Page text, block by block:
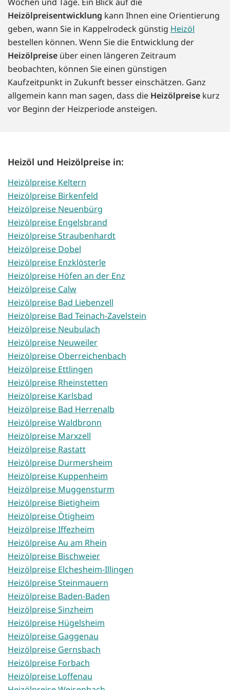
Heizölpreisentwicklung kann Ihnen eine Orientierung
geben, wann Sie in Kappelrodeck günstig Heizöl
bestellen können. Wenn Sie die Entwicklung der
Heizölpreise über einen längeren Zeitraum
beobachten, können Sie einen günstigen
Kaufzeitpunkt in Zukunft besser einschätzen. Ganz
allgemein kann man sagen, dass die Heizölpreise kurz
vor Beginn der Heizperiode ansteigen.
Heizöl und Heizölpreise in:
Heizölpreise Keltern
Heizölpreise Birkenfeld
Heizölpreise Neuenbürg
Heizölpreise Engelsbrand
Heizölpreise Straubenhardt
Heizölpreise Dobel
Heizölpreise Enzklösterle
Heizölpreise Höfen an der Enz
Heizölpreise Calw
Heizölpreise Bad Liebenzell
Heizölpreise Bad Teinach-Zavelstein
Heizölpreise Neubulach
Heizölpreise Neuweiler
Heizölpreise Oberreichenbach
Heizölpreise Ettlingen
Heizölpreise Rheinstetten
Heizölpreise Karlsbad
Heizölpreise Bad Herrenalb
Heizölpreise Waldbronn
Heizölpreise Marxzell
Heizölpreise Rastatt
Heizölpreise Durmersheim
Heizölpreise Kuppenheim
Heizölpreise Muggensturm
Heizölpreise Bietigheim
Heizölpreise Ötigheim
Heizölpreise Iffezheim
Heizölpreise Au am Rhein
Heizölpreise Bischweier
Heizölpreise Elchesheim-Illingen
Heizölpreise Steinmauern
Heizölpreise Baden-Baden
Heizölpreise Sinzheim
Heizölpreise Hügelsheim
Heizölpreise Gaggenau
Heizölpreise Gernsbach
Heizölpreise Forbach
Heizölpreise Loffenau